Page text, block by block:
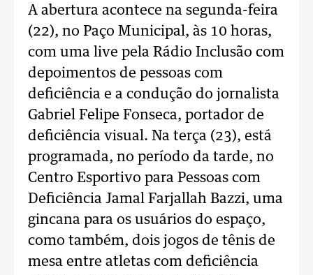
A abertura acontece na segunda-feira
(22), no Paço Municipal, às 10 horas,
com uma live pela Rádio Inclusão com
depoimentos de pessoas com
deficiência e a condução do jornalista
Gabriel Felipe Fonseca, portador de
deficiência visual. Na terça (23), está
programada, no período da tarde, no
Centro Esportivo para Pessoas com
Deficiência Jamal Farjallah Bazzi, uma
gincana para os usuários do espaço,
como também, dois jogos de tênis de
mesa entre atletas com deficiência